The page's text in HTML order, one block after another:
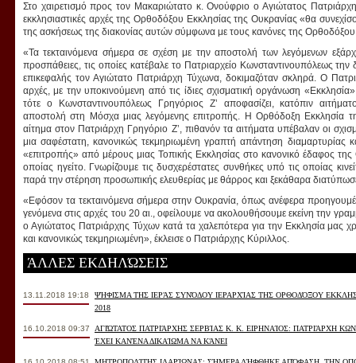
Στο χαιρετισμό προς τον Μακαριώτατο κ. Ονούφριο ο Αγιώτατος
εκκλησιαστικές αρχές της Ορθοδόξου Εκκλησίας της Ουκρανίας «θα
της ασκήσεως της διακονίας αυτών σύμφωνα με τους κανόνες της
«Τα τεκταινόμενα σήμερα σε σχέση με την αποστολή των λεγόμενων
προσπάθειες, τις οποίες κατέβαλε το Πατριαρχείο Κωνσταντινουπόλεως
επικεφαλής τον Αγιώτατο Πατριάρχη Τύχωνα, δοκιμαζόταν σκληρά. Ο
αρχές, με την υποκινούμενη από τις ίδιες σχισματική οργάνωση
τότε ο Κωνσταντινουπόλεως Γρηγόριος Ζ’ αποφασίζει, κατόπιν
αποστολή στη Μόσχα μιας λεγόμενης επιτροπής. Η Ορθόδοξη Εκκλησία
αίτημα στον Πατριάρχη Γρηγόριο Ζ’, πιθανόν τα αιτήματα υπέβαλαν οι
μια σαφέστατη, κανονικώς τεκμηριωμένη γραπτή απάντηση διαμαρτυρίας
«επιτροπής» από μέρους μιας Τοπικής Εκκλησίας στο κανονικό έδαφος
οποίας ηγείτο. Γνωρίζουμε τις δυσχερέστατες συνθήκες υπό τις οποίας
παρά την στέρηση προσωπικής ελευθερίας με θάρρος και ξεκάθαρα
«Εφόσον τα τεκταινόμενα σήμερα στην Ουκρανία, όπως ανέφερα
γενόμενα στις αρχές του 20 αι., οφείλουμε να ακολουθήσουμε εκείνη την
ο Αγιώτατος Πατριάρχης Τύχων κατά τα χαλεπότερα για την Εκκλησία μας
και κανονικώς τεκμηριωμένη», έκλεισε ο Πατριάρχης Κύριλλος.
ΆΛΛΕΣ ΕΚΔΗΛΏΣΕΙΣ
13.11.2018 19:18
ΨΉΦΙΣΜΑ ΤΗΣ ΙΕΡΆΣ ΣΥΝΌΔΟΥ ΙΕΡΑΡΧΊΑΣ ΤΗΣ ΟΡΘΟΔΌΞΟΥ
2018
16.10.2018 09:37
ΑΓΙΏΤΑΤΟΣ ΠΑΤΡΙΆΡΧΗΣ ΣΕΡΒΊΑΣ Κ. Κ. ΕΙΡΗΝΑΊΟΣ: ΠΑΤΡΙΆΡΧΗ
ΈΧΕΙ ΚΑΝΈΝΑ ΔΙΚΑΊΩΜΑ ΝΑ ΚΆΝΕΙ